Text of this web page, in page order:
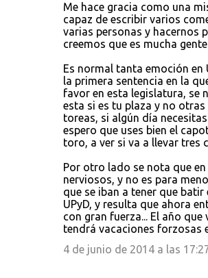
Me hace gracia como una
capaz de escribir varios
varias personas y hacernos
creemos que es mucha
Es normal tanta emoción en
la primera sentencia en la
favor en esta legislatura, se
esta si es tu plaza y no otras
toreas, si algún día
espero que uses bien el
toro, a ver si va a llevar tres
Por otro lado se nota que en
nerviosos, y no es para
que se iban a tener que batir
UPyD, y resulta que ahora
con gran fuerza... El año que
tendrá vacaciones forzosas
4 de junio de 2014 a las